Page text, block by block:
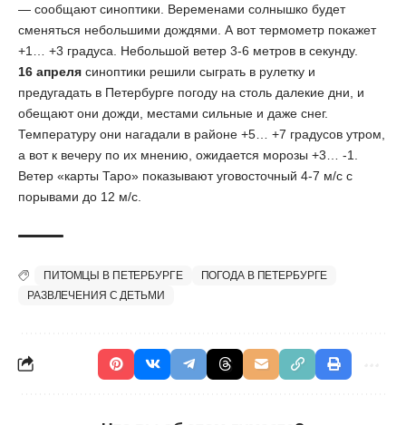
— сообщают синоптики. Веременами солнышко будет
сменяться небольшими дождями. А вот термометр покажет
+1… +3 градуса. Небольшой ветер 3-6 метров в секунду.
16 апреля синоптики решили сыграть в рулетку и
предугадать в Петербурге погоду на столь далекие дни, и
обещают они дожди, местами сильные и даже снег.
Температуру они нагадали в районе +5… +7 градусов утром,
а вот к вечеру по их мнению, ожидается морозы +3… -1.
Ветер «карты Таро» показывают уговосточный 4-7 м/с с
порывами до 12 м/с.
ПИТОМЦЫ В ПЕТЕРБУРГЕ
ПОГОДА В ПЕТЕРБУРГЕ
РАЗВЛЕЧЕНИЯ С ДЕТЬМИ